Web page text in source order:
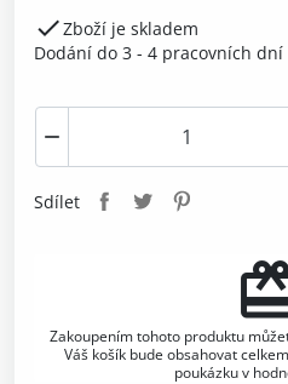
Zboží je skladem
Dodání do 3 - 4 pracovních dní

Sdílet
Zakoupením tohoto produktu
Váš košík bude obsahovat celkem
poukázku v